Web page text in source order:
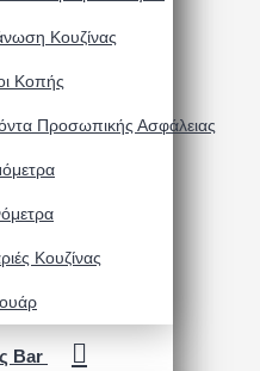
Κουζίνας
Κοπής
Προσωπικής Ασφάλειας
Κουζίνας
Bar